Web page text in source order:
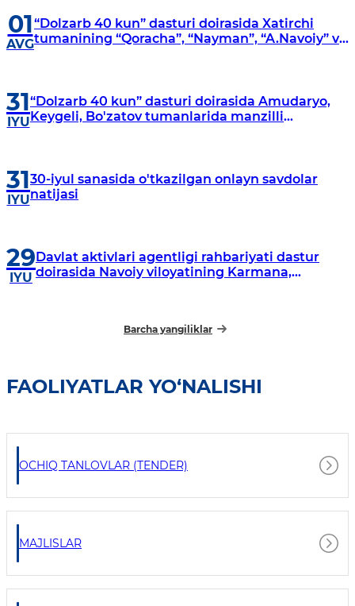
01
AVG
“Dolzarb 40 kun” dasturi doirasida Xatirchi
tumanining “Qoracha”, “Nayman”, “A.Navoiy” va
31
IYU
“Dolzarb 40 kun” dasturi doirasida Amudaryo,
Keygeli, Bo'zatov tumanlarida manzilli
31
IYU
30-iyul sanasida o'tkazilgan onlayn savdolar
natijasi
29
IYU
Davlat aktivlari agentligi rahbariyati dastur
doirasida Navoiy viloyatining Karmana,
Barcha yangiliklar
FAOLIYATLAR YO‘NALISHI
OCHIQ TANLOVLAR (TENDER)
MAJLISLAR